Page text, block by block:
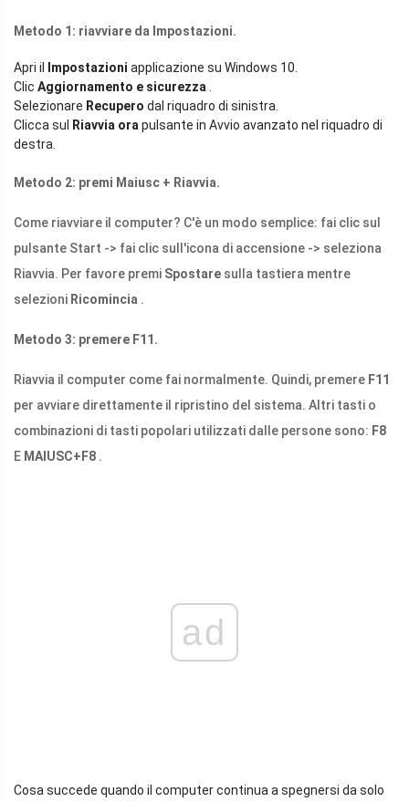
Metodo 1: riavviare da Impostazioni.
Apri il Impostazioni applicazione su Windows 10.
Clic Aggiornamento e sicurezza
Selezionare Recupero dal riquadro di sinistra.
Clicca sul
Riavvia ora pulsante in Avvio avanzato nel riquadro di
destra.
Metodo 2: premi Maiusc + Riavvia.
Come riavviare il computer? C'è un modo semplice: fai clic sul
pulsante Start -> fai clic sull'icona di accensione -> seleziona
Riavvia. Per favore premi Spostare sulla tastiera mentre
selezioni Ricomincia .
Metodo 3: premere F11.
Riavvia il computer come fai normalmente. Quindi, premere F11
per avviare direttamente il ripristino del sistema. Altri tasti o
combinazioni di tasti popolari utilizzati dalle persone sono: F8
E MAIUSC+F8 .
ad
Cosa succede quando il computer continua a spegnersi da solo